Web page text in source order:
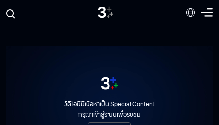
วิดีโอนี้มีเนื้อหาเป็น Special Content
กรุณาเข้าสู่ระบบเพื่อรับชม